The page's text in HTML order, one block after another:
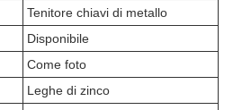
Tenitore chiavi di metallo
Disponibile
Come foto
Leghe di zinco